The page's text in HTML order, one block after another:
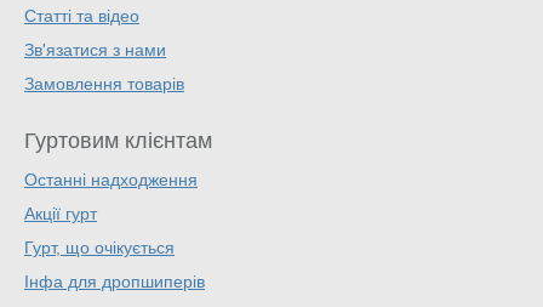
Статті та відео
Зв'язатися з нами
Замовлення товарів
Гуртовим клієнтам
Останні надходження
Акції гурт
Гурт, що очікується
Інфа для дропшиперів